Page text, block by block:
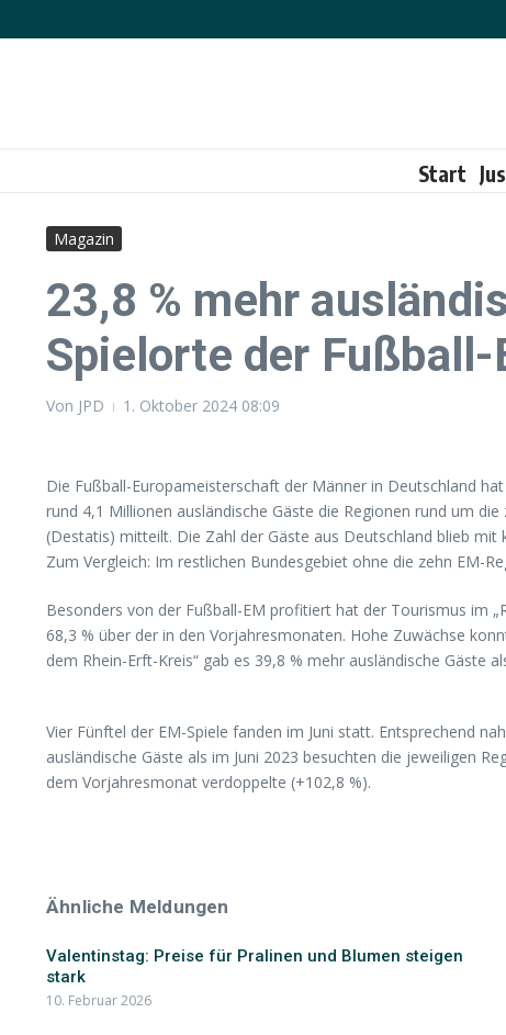
Start
Magazin
23,8 % mehr
Spielorte der Fußball-
Von JPD 1. Oktober 2024 08:09
Die Fußball-Europameisterschaft der Männer in Deutschland
rund 4,1 Millionen ausländische Gäste die Regionen rund um
(Destatis) mitteilt. Die Zahl der Gäste aus Deutschland blieb mit
Zum Vergleich: Im restlichen Bundesgebiet ohne die zehn EM-
Besonders von der Fußball-EM profitiert hat der Tourismus im
68,3 % über der in den Vorjahresmonaten. Hohe Zuwächse
dem Rhein-Erft-Kreis“ gab es 39,8 % mehr ausländische Gäste
Vier Fünftel der EM-Spiele fanden im Juni statt. Entsprechend
ausländische Gäste als im Juni 2023 besuchten die jeweiligen
dem Vorjahresmonat verdoppelte (+102,8 %).
Ähnliche Meldungen
Valentinstag: Preise für Pralinen und Blumen steigen
stark
10. Februar 2026